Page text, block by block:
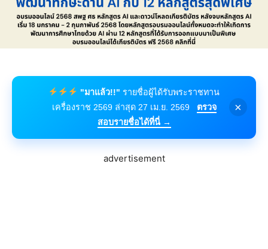
"มาแล้ว!!" รายชื่อผู้ได้รับพระราชทาน
เครื่องราช 2569 ล่าสุด 27 เม.ย. 2569
ตรวจ
สอบรายชื่อได้ที่นี่ →
×
advertisement